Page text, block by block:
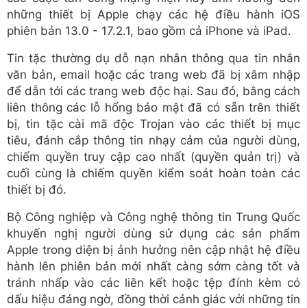
những thiết bị Apple chạy các hệ điều hành iOS
phiên bản 13.0 - 17.2.1, bao gồm cả iPhone và iPad.
Tin tặc thường dụ dỗ nạn nhân thông qua tin nhắn
văn bản, email hoặc các trang web đã bị xâm nhập
để dẫn tới các trang web độc hại. Sau đó, bằng cách
liên thông các lỗ hổng bảo mật đã có sẵn trên thiết
bị, tin tặc cài mã độc Trojan vào các thiết bị mục
tiêu, đánh cắp thông tin nhạy cảm của người dùng,
chiếm quyền truy cập cao nhất (quyền quản trị) và
cuối cùng là chiếm quyền kiểm soát hoàn toàn các
thiết bị đó.
Bộ Công nghiệp và Công nghệ thông tin Trung Quốc
khuyến nghị người dùng sử dụng các sản phẩm
Apple trong diện bị ảnh hưởng nên cập nhật hệ điều
hành lên phiên bản mới nhất càng sớm càng tốt và
tránh nhấp vào các liên kết hoặc tệp đính kèm có
dấu hiệu đáng ngờ, đồng thời cảnh giác với những tin